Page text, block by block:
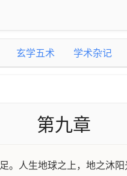
玄学五术 学术杂记
第九章
人生地球之上，地之沐